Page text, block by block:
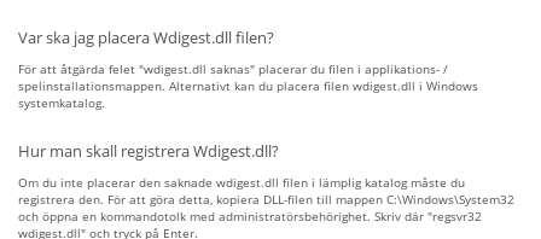
Var ska jag placera Wdigest.dll filen?
För att åtgärda felet "wdigest.dll saknas" placerar du filen i applikations- /
spelinstallationsmappen. Alternativt kan du placera filen wdigest.dll i Windows
systemkatalog.
Hur man skall registrera Wdigest.dll?
Om du inte placerar den saknade wdigest.dll filen i lämplig katalog måste du
registrera den. För att göra detta, kopiera DLL-filen till mappen C:\Windows\System32
och öppna en kommandotolk med administratörsbehörighet. Skriv där "regsvr32
wdigest.dll" och tryck på Enter.